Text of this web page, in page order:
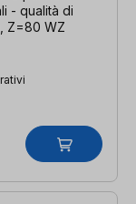
- qualità di
Z=80 WZ